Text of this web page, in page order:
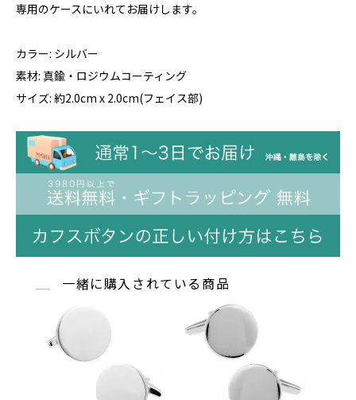
専用のケースにいれてお届けします。
カラー: シルバー
素材: 真鍮・ロジウムコーティング
サイズ: 約2.0cm x 2.0cm(フェイス部)
一緒に購入されている商品